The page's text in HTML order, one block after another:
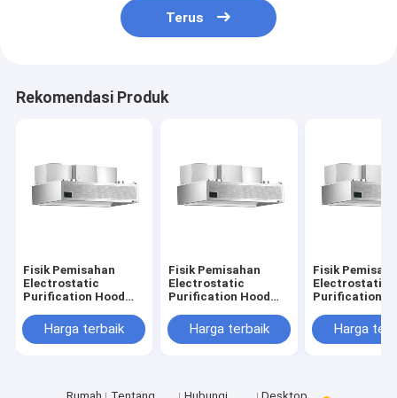
Terus
Rekomendasi Produk
Fisik Pemisahan
Electrostatic
Purification Hood
kipas 2400mm)
Harga terbaik
Fisik Pemisahan
Electrostatic
Purification Hood
kipas 2200mm)
Harga terbaik
Fisik
Electrostatic
Purification
kipasHarga